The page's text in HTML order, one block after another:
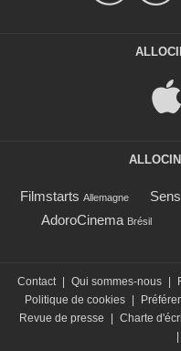
Filmstarts Allemagne
AdoroCinema Brésil
Contact Qui sommes-nous
Politique de cookies
Revue de presse
Charte